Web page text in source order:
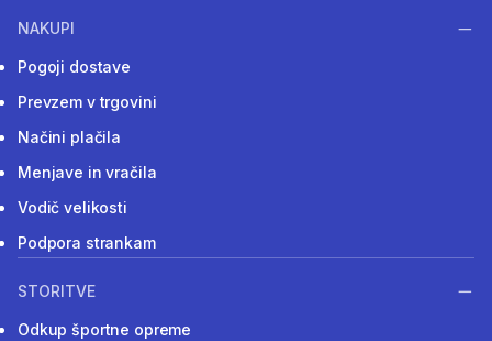
NAKUPI
Pogoji dostave
Prevzem v trgovini
Načini plačila
Menjave in vračila
Vodič velikosti
Podpora strankam
STORITVE
Odkup športne opreme